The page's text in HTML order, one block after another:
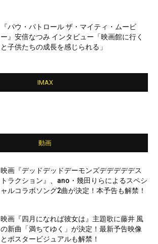
『パウ・パトロール ザ・マイティ・ムービ
ー』安倍なつみ インタビュー「映画館に行く
と子供たちの成長を感じられる」
IMAX
動画
映画『デッドデッドデーモンズデデデデデス
トラクション』、ano・幾田りらによるスペシ
ャルコラボソング2曲が決定！本予告も解禁！
映画『四月になれば彼女は』主題歌に藤井 風
の新曲「満ちてゆく」が決定！最新予告映像
とポスタービジュアルも解禁！